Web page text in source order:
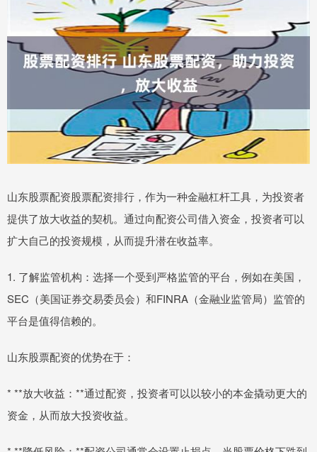
山东股票配资股票配资排行，作为一种金融杠杆工具，为投资者
提供了放大收益的契机。通过向配资公司借入资金，投资者可以
扩大自己的投资规模，从而提升潜在收益率。
1. 了解监管机构：选择一个受到严格监管的平台，例如在美国，
SEC（美国证券交易委员会）和FINRA（金融业监管局）监管的
平台是值得信赖的。
山东股票配资的优势在于：
* **放大收益：**通过配资，投资者可以以较小的本金撬动更大的
资金，从而放大投资收益。